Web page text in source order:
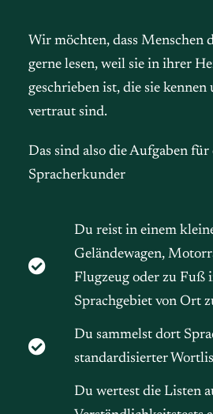
Wir möchten, dass Menschen
gerne lesen, weil sie in ihrer
geschrieben ist, die sie
vertraut sind.
Das sind also die Aufgaben für
Spracherkunder
Du reist in einem
Geländewagen,
Flugzeug oder zu Fuß
Sprachgebiet von Ort
Du sammelst dort
standardisierter
Du wertest die Listen